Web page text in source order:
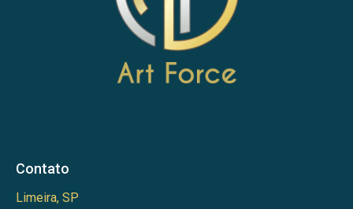
Contato
Limeira, SP